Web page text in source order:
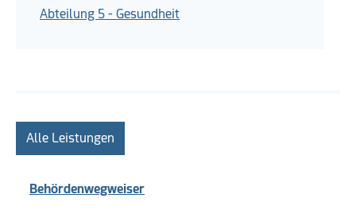
Abteilung 5 - Gesundheit
Alle Leistungen
Behördenwegweiser